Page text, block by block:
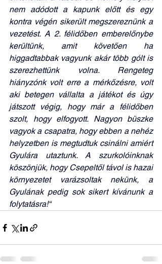
nem adódott a kapunk előtt és egy
kontra végén sikerült megszereznünk a
vezetést. A 2. félidőben emberelőnybe
kerültünk, amit követően ha
higgadtabbak vagyunk akár több gólt is
szerezhettünk volna. Rengeteg
hiányzónk volt erre a mérkőzésre, volt
aki betegen vállalta a játékot és úgy
játszott végig, hogy már a félidőben
szolt, hogy elfogyott. Nagyon büszke
vagyok a csapatra, hogy ebben a nehéz
helyzetben is megtudtuk csinálni amiért
Gyulára utaztunk. A szurkolóinknak
köszönjük, hogy Csepeltől távol is hazai
környezetet varázsoltak nekünk, a
Gyulának pedig sok sikert kívánunk a
folytatásra!“